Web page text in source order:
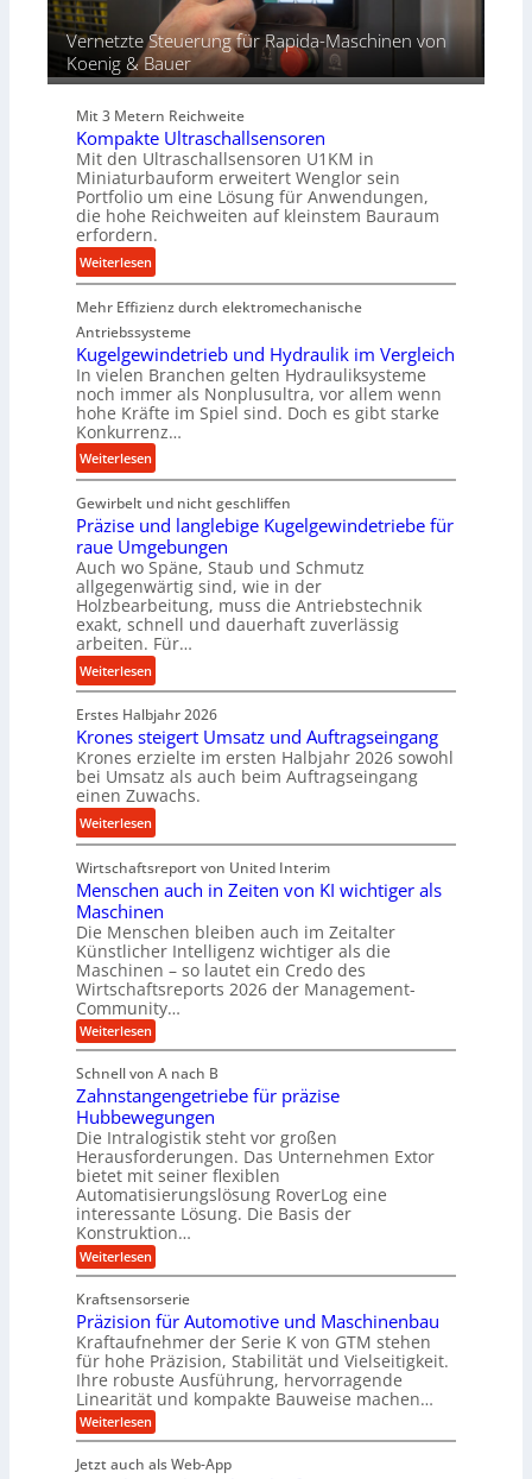
d
i
P
r
o
d
u
k
t
i
o
i
n
d
e
n
M
i
t
t
e
l
s
a
n
d
Vernetzte Steuerung für Rapida-Maschinen von
Koenig & Bauer
Mit 3 Metern Reichweite
Kompakte Ultraschallsensoren
Mit den Ultraschallsensoren U1KM in
Miniaturbauform erweitert Wenglor sein
Portfolio um eine Lösung für Anwendungen,
die hohe Reichweiten auf kleinstem Bauraum
erfordern.
Weiterlesen:
K
o
m
p
a
k
t
e
U
l
t
r
a
s
c
h
a
l
s
e
n
s
o
r
e
n
Mehr Effizienz durch elektromechanische
Antriebssysteme
Kugelgewindetrieb und Hydraulik im Vergleich
In vielen Branchen gelten Hydrauliksysteme
noch immer als Nonplusultra, vor allem wenn
hohe Kräfte im Spiel sind. Doch es gibt starke
Konkurrenz…
Weiterlesen:
K
u
g
e
l
g
e
w
i
n
d
e
t
r
i
b
u
n
d
H
y
d
r
a
u
i
k
i
m
V
e
r
g
l
c
h
Gewirbelt und nicht geschliffen
Präzise und langlebige Kugelgewindetriebe für
raue Umgebungen
Auch wo Späne, Staub und Schmutz
allgegenwärtig sind, wie in der
Holzbearbeitung, muss die Antriebstechnik
exakt, schnell und dauerhaft zuverlässig
arbeiten. Für…
Weiterlesen:
P
r
ä
z
i
s
e
u
n
d
l
a
n
g
l
e
b
i
g
e
K
u
g
e
l
g
e
w
n
d
e
t
r
i
Erstes Halbjahr 2026
Krones steigert Umsatz und Auftragseingang
Krones erzielte im ersten Halbjahr 2026 sowohl
bei Umsatz als auch beim Auftragseingang
einen Zuwachs.
Weiterlesen:
K
r
o
n
e
s
s
t
e
i
g
e
r
t
U
m
s
a
t
z
u
n
d
A
u
f
t
Wirtschaftsreport von United Interim
Menschen auch in Zeiten von KI wichtiger als
Maschinen
Die Menschen bleiben auch im Zeitalter
Künstlicher Intelligenz wichtiger als die
Maschinen – so lautet ein Credo des
Wirtschaftsreports 2026 der Management-
Community…
Weiterlesen:
M
n
s
c
h
e
n
a
u
c
h
i
n
Z
e
e
n
v
o
n
K
I
w
Schnell von A nach B
Zahnstangengetriebe für präzise
Hubbewegungen
Die Intralogistik steht vor großen
Herausforderungen. Das Unternehmen Extor
bietet mit seiner flexiblen
Automatisierungslösung RoverLog eine
interessante Lösung. Die Basis der
Konstruktion…
Weiterlesen:
Z
h
n
s
t
a
n
g
e
n
e
Kraftsensorserie
Präzision für Automotive und Maschinenbau
Kraftaufnehmer der Serie K von GTM stehen
für hohe Präzision, Stabilität und Vielseitigkeit.
Ihre robuste Ausführung, hervorragende
Linearität und kompakte Bauweise machen…
Weiterlesen:
P
ä
Jetzt auch als Web-App